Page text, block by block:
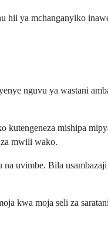
hii ya mchanganyiko
nguvu ya wastani
mishipa
mwili wako.
uvimbe. Bila
kwa moja seli za